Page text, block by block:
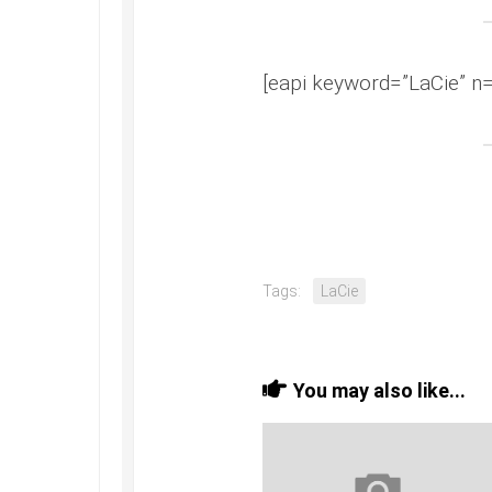
[eapi keyword=”LaCie”
Tags: LaCie
You may also like...